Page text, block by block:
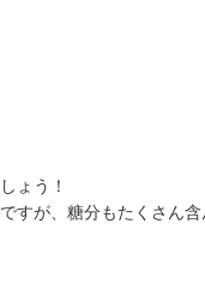
ょう！
すが、糖分もたくさん